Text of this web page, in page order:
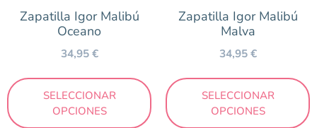
Multicolor
Naranja
Nude
Rosa
Zapatilla Igor Malibú
Oceano
34,95€
SELECCIONAR
OPCIONES
Zapatilla Igor Malibú
Malva
34,95€
SELECCIONAR
OPCIONES